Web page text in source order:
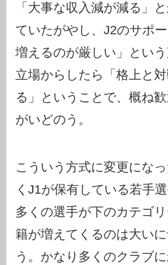
「大事な収入減が減る」
ていたがやし、J2のサポ
増えるのが厳しい」とい
立場からしたら「格上と
る」ということで、概ね
がいどのう。
こういう方式に変更にな
くJ1が保有している若手
多くの選手が下のカテゴ
籍が増えてくるのは大い
う。かなり多くのクラブ